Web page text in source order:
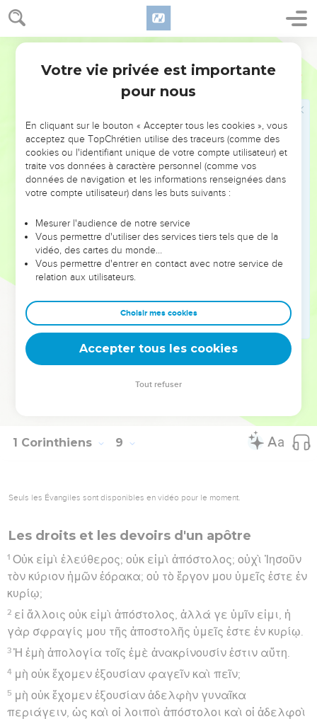
1 Corinthiens 8
7 Ἀλλ’ οὐκ ἐν πᾶσιν ἡ γνῶσις· τινὲς δὲ τῇ συνηθείᾳ ἕως
ἄρτι τοῦ εἰδώλου ὡς εἰδωλόθυτον ἐσθίουσιν, καὶ ἡ
συνείδησις αὐτῶν ἀσθενὴς οὖσα μολύνεται.
βρῶμα δὲ ἡμᾶς οὐ παραστήσει τῷ θεῷ· οὔτε γὰρ
ἐὰν φάγωμεν, περισσεύομεν, οὔτε ἐὰν μὴ φάγωμεν,
βλέπετε δὲ μή πως ἡ ἐξουσία ὑμῶν αὕτη πρόσκομμα
γένηται τοῖς ἀσθενέσιν.
ἐὰν γάρ τις ἴδῃ σὲ τὸν ἔχοντα γνῶσιν ἐν εἰδωλείῳ
κατακείμενον, οὐχὶ ἡ συνείδησις αὐτοῦ ἀσθενοῦς
ὄντος οἰκοδομηθήσεται εἰς τὸ τὰ εἰδωλόθυτα ἐσθίειν;
ἀπόλλυται γὰρ ὁ ἀσθενῶν ἐν τῇ σῇ γνώσει, ὁ
ἀδελφὸς δι’ ὃν Χριστὸς ἀπέθανεν.
οὕτως δὲ ἁμαρτάνοντες εἰς τοὺς ἀδελφοὺς καὶ
τύπτοντες αὐτῶν τὴν συνείδησιν ἀσθενοῦσαν εἰς
διόπερ εἰ βρῶμα σκανδαλίζει τὸν ἀδελφόν μου, οὐ
μὴ φάγω κρέα εἰς τὸν αἰῶνα, ἵνα μὴ τὸν ἀδελφόν μου
σκανδαλίσω.
Hébreu : © Westminster Leningrad Codex - tanach.us --- Grec : © 2010 by the
1 Corinthiens 9
Seuls les Évangiles sont disponibles en vidéo pour le moment.
Les droits et les devoirs d'un apôtre
1 Οὐκ εἰμὶ ἐλεύθερος; οὐκ εἰμὶ ἀπόστολος; οὐχὶ Ἰησοῦν
τὸν κύριον ἡμῶν ἑόρακα; οὐ τὸ ἔργον μου ὑμεῖς ἐστε ἐν
κυρίῳ;
2 εἰ ἄλλοις οὐκ εἰμὶ ἀπόστολος, ἀλλά γε ὑμῖν εἰμι, ἡ
γὰρ σφραγίς μου τῆς ἀποστολῆς ὑμεῖς ἐστε ἐν κυρίῳ.
3 Ἡ ἐμὴ ἀπολογία τοῖς ἐμὲ ἀνακρίνουσίν ἐστιν αὕτη.
4 μὴ οὐκ ἔχομεν ἐξουσίαν φαγεῖν καὶ πεῖν;
5 μὴ οὐκ ἔχομεν ἐξουσίαν ἀδελφὴν γυναῖκα
περιάγειν, ὡς καὶ οἱ λοιποὶ ἀπόστολοι καὶ οἱ ἀδελφοὶ
Votre vie privée est importante
pour nous
En cliquant sur le bouton « Accepter tous les cookies », vous
acceptez que TopChrétien utilise des traceurs (comme des
cookies ou l'identifiant unique de votre compte utilisateur) et
traite vos données à caractère personnel (comme vos
données de navigation et les informations renseignées dans
votre compte utilisateur) dans les buts suivants :
Mesurer l'audience de notre service
Vous permettre d'utiliser des services tiers tels que de la
vidéo, des cartes du monde…
Vous permettre d'entrer en contact avec notre service de
relation aux utilisateurs.
Choisir mes cookies
Accepter tous les cookies
Tout refuser